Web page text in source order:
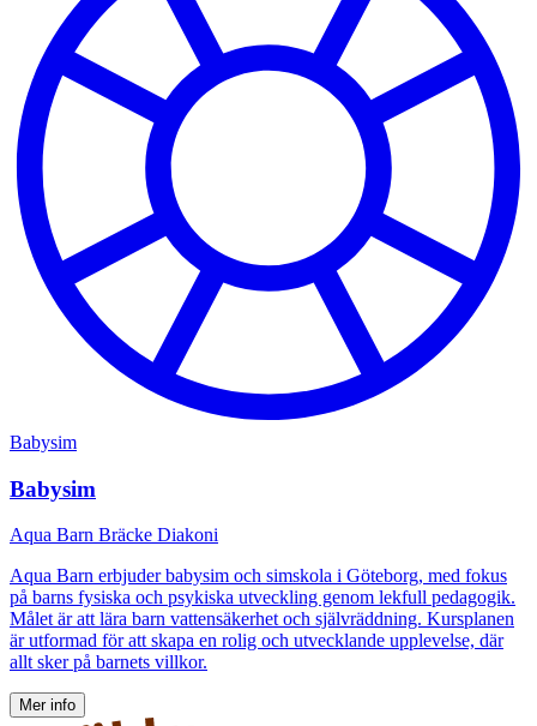
Babysim
Babysim
Aqua Barn Bräcke Diakoni
Aqua Barn erbjuder babysim och simskola i Göteborg, med fokus
på barns fysiska och psykiska utveckling genom lekfull pedagogik.
Målet är att lära barn vattensäkerhet och självräddning. Kursplanen
är utformad för att skapa en rolig och utvecklande upplevelse, där
allt sker på barnets villkor.
Mer info